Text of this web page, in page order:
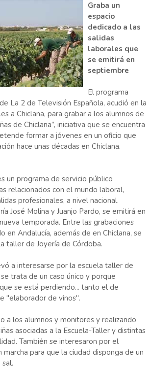
Graba un
espacio
dedicado a las
salidas
laborales que
se emitirá en
septiembre
El programa
La 2 de Televisión Española, acudió en la
a Chiclana, para grabar a los alumnos de
de Chiclana”, iniciativa que se encuentra
formar a jóvenes en un oficio que
hace unas décadas en Chiclana.
un programa de servicio público
relacionados con el mundo laboral,
profesionales, a nivel nacional.
José Molina y Juanjo Pardo, se emitirá en
temporada. Entre las grabaciones
en Andalucía, además de en Chiclana, se
taller de Joyería de Córdoba.
a interesarse por la escuela taller de
trata de un caso único y porque
se está perdiendo... tanto el de
"elaborador de vinos".
a los alumnos y monitores y realizando
asociadas a la Escuela-Taller y distintas
También se interesaron por el
para que la ciudad disponga de un